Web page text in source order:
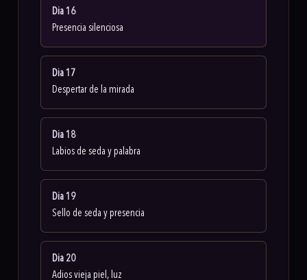
Dia 16
Presencia silenciosa
Dia 17
Despertar de la mirada
Dia 18
Labios de seda y palabra
Dia 19
Sello de seda y presencia
Dia 20
Adios vieja piel, luz